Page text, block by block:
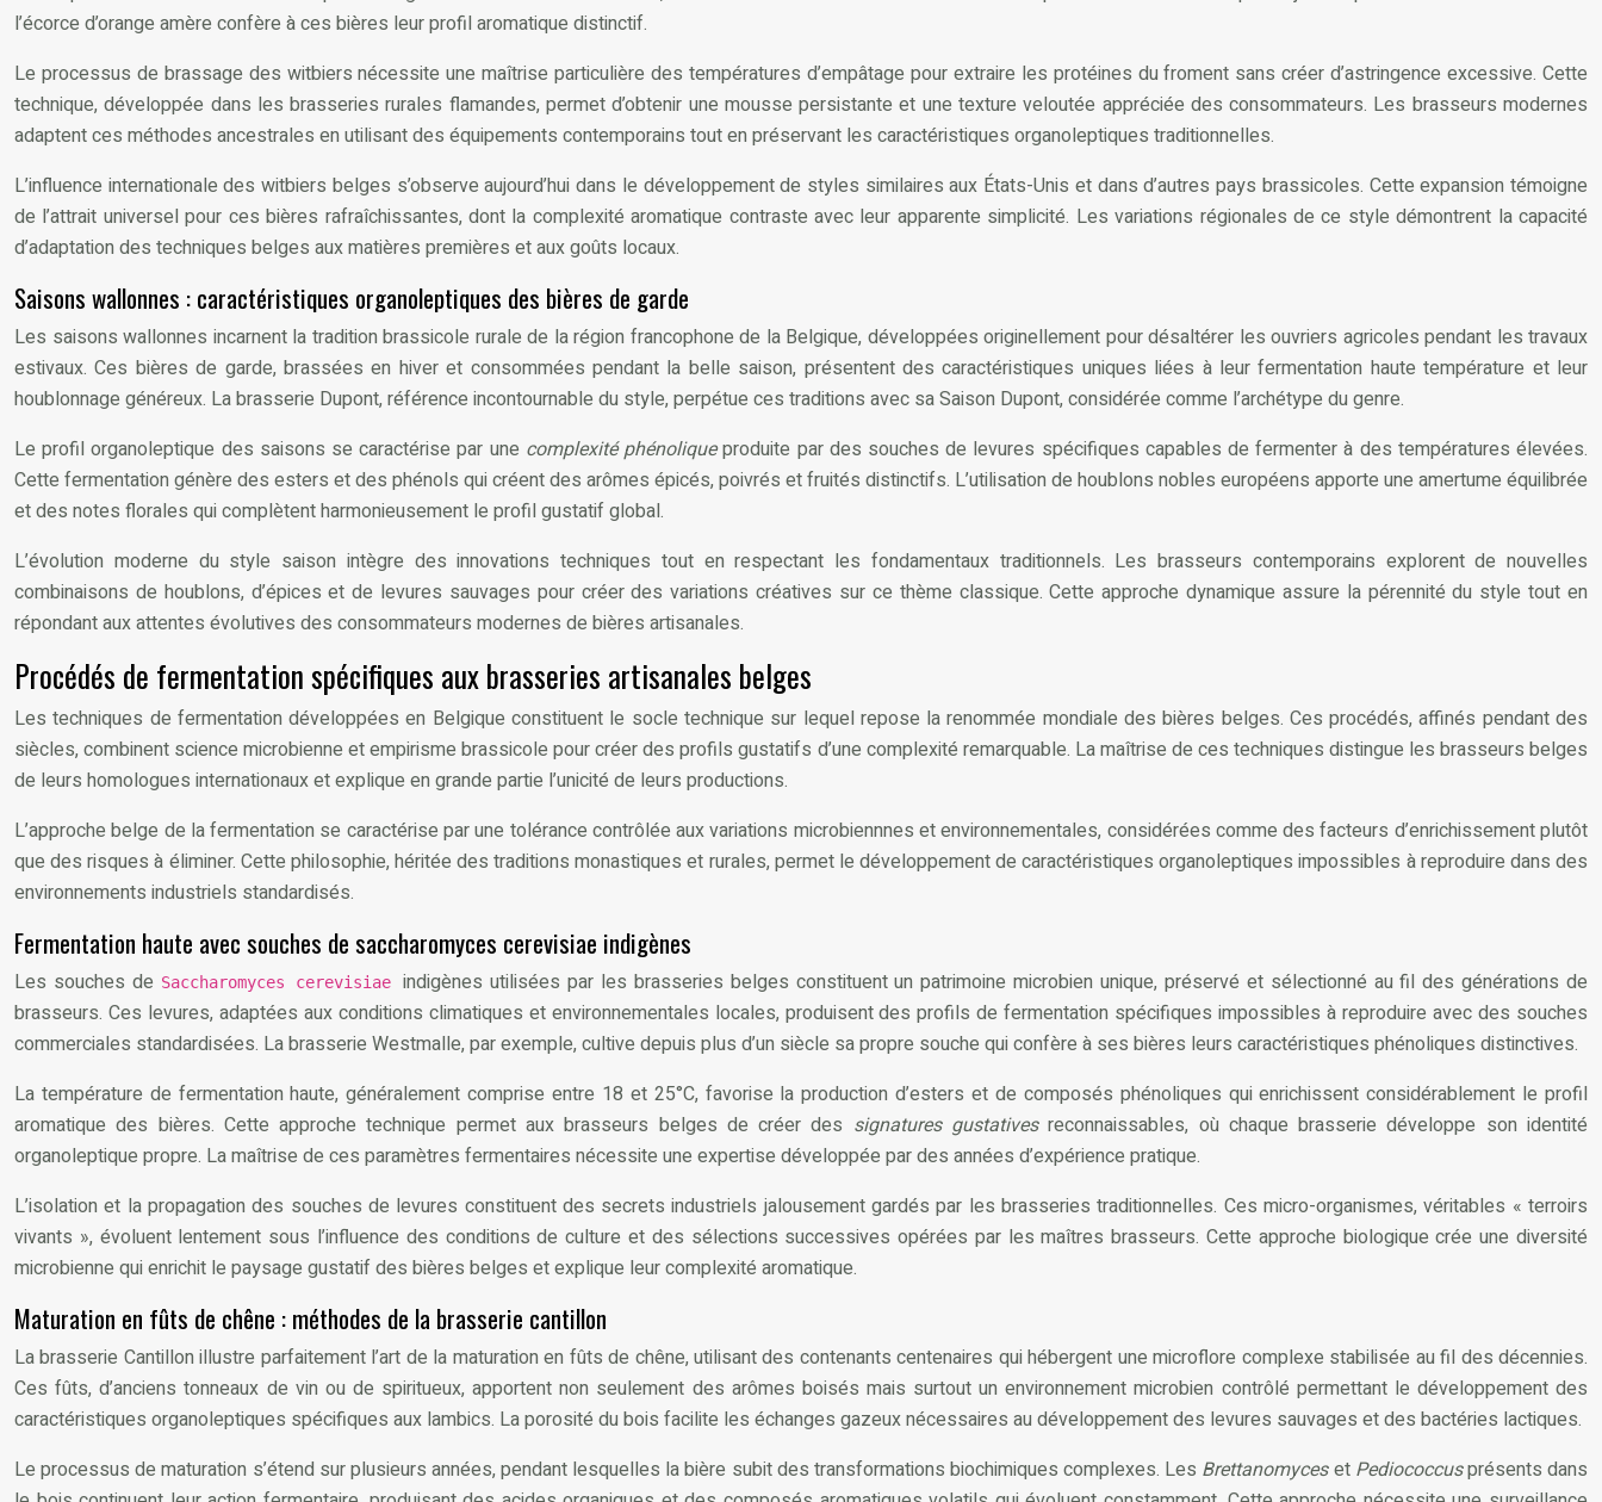
l’écorce d’orange amère confère à ces bières leur profil aromatique distinctif.
Le processus de brassage des witbiers nécessite une maîtrise particulière des températures d’empâtage pour extraire les protéines du froment sans créer d’astringence excessive. Cette
technique, développée dans les brasseries rurales flamandes, permet d’obtenir une mousse persistante et une texture veloutée appréciée des consommateurs. Les brasseurs modernes
adaptent ces méthodes ancestrales en utilisant des équipements contemporains tout en préservant les caractéristiques organoleptiques traditionnelles.
L’influence internationale des witbiers belges s’observe aujourd’hui dans le développement de styles similaires aux États-Unis et dans d’autres pays brassicoles. Cette expansion témoigne
de l’attrait universel pour ces bières rafraîchissantes, dont la complexité aromatique contraste avec leur apparente simplicité. Les variations régionales de ce style démontrent la capacité
d’adaptation des techniques belges aux matières premières et aux goûts locaux.
Saisons wallonnes : caractéristiques organoleptiques des bières de garde
Les saisons wallonnes incarnent la tradition brassicole rurale de la région francophone de la Belgique, développées originellement pour désaltérer les ouvriers agricoles pendant les travaux
estivaux. Ces bières de garde, brassées en hiver et consommées pendant la belle saison, présentent des caractéristiques uniques liées à leur fermentation haute température et leur
houblonnage généreux. La brasserie Dupont, référence incontournable du style, perpétue ces traditions avec sa Saison Dupont, considérée comme l’archétype du genre.
Le profil organoleptique des saisons se caractérise par une complexité phénoliqueproduite par des souches de levures spécifiques capables de fermenter à des températures élevées.
Cette fermentation génère des esters et des phénols qui créent des arômes épicés, poivrés et fruités distinctifs. L’utilisation de houblons nobles européens apporte une amertume équilibrée
et des notes florales qui complètent harmonieusement le profil gustatif global.
L’évolution moderne du style saison intègre des innovations techniques tout en respectant les fondamentaux traditionnels. Les brasseurs contemporains explorent de nouvelles
combinaisons de houblons, d’épices et de levures sauvages pour créer des variations créatives sur ce thème classique. Cette approche dynamique assure la pérennité du style tout en
répondant aux attentes évolutives des consommateurs modernes de bières artisanales.
Procédés de fermentation spécifiques aux brasseries artisanales belges
Les techniques de fermentation développées en Belgique constituent le socle technique sur lequel repose la renommée mondiale des bières belges. Ces procédés, affinés pendant des
siècles, combinent science microbienne et empirisme brassicole pour créer des profils gustatifs d’une complexité remarquable. La maîtrise de ces techniques distingue les brasseurs belges
de leurs homologues internationaux et explique en grande partie l’unicité de leurs productions.
L’approche belge de la fermentation se caractérise par une tolérance contrôlée aux variations microbiennnes et environnementales, considérées comme des facteurs d’enrichissement plutôt
que des risques à éliminer. Cette philosophie, héritée des traditions monastiques et rurales, permet le développement de caractéristiques organoleptiques impossibles à reproduire dans des
environnements industriels standardisés.
Fermentation haute avec souches de saccharomyces cerevisiae indigènes
Les souches de Saccharomyces cerevisiaeindigènes utilisées par les brasseries belges constituent un patrimoine microbien unique, préservé et sélectionné au fil des générations de
brasseurs. Ces levures, adaptées aux conditions climatiques et environnementales locales, produisent des profils de fermentation spécifiques impossibles à reproduire avec des souches
commerciales standardisées. La brasserie Westmalle, par exemple, cultive depuis plus d’un siècle sa propre souche qui confère à ses bières leurs caractéristiques phénoliques distinctives.
La température de fermentation haute, généralement comprise entre 18 et 25°C, favorise la production d’esters et de composés phénoliques qui enrichissent considérablement le profil
aromatique des bières. Cette approche technique permet aux brasseurs belges de créer des signatures gustativesreconnaissables, où chaque brasserie développe son identité
organoleptique propre. La maîtrise de ces paramètres fermentaires nécessite une expertise développée par des années d’expérience pratique.
L’isolation et la propagation des souches de levures constituent des secrets industriels jalousement gardés par les brasseries traditionnelles. Ces micro-organismes, véritables « terroirs
vivants », évoluent lentement sous l’influence des conditions de culture et des sélections successives opérées par les maîtres brasseurs. Cette approche biologique crée une diversité
microbienne qui enrichit le paysage gustatif des bières belges et explique leur complexité aromatique.
Maturation en fûts de chêne : méthodes de la brasserie cantillon
La brasserie Cantillon illustre parfaitement l’art de la maturation en fûts de chêne, utilisant des contenants centenaires qui hébergent une microflore complexe stabilisée au fil des décennies.
Ces fûts, d’anciens tonneaux de vin ou de spiritueux, apportent non seulement des arômes boisés mais surtout un environnement microbien contrôlé permettant le développement des
caractéristiques organoleptiques spécifiques aux lambics. La porosité du bois facilite les échanges gazeux nécessaires au développement des levures sauvages et des bactéries lactiques.
Le processus de maturation s’étend sur plusieurs années, pendant lesquelles la bière subit des transformations biochimiques complexes. Les Brettanomyceset Pediococcusprésents dans